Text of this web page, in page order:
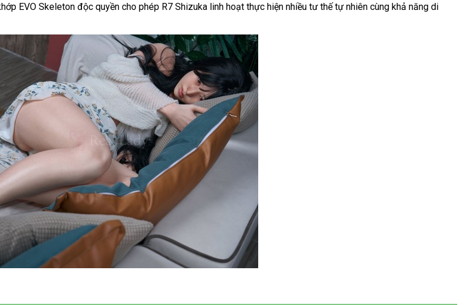
EVO Skeleton độc quyền cho phép R7 Shizuka linh hoạt thực hiện nhiều tư thế tự nhiên cùng khả năng di